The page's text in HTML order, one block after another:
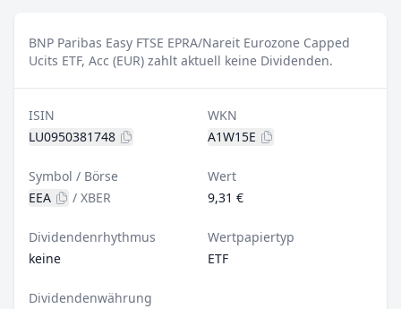
BNP Paribas Easy FTSE EPRA/Nareit Eurozone Capped
Ucits ETF, Acc (EUR) zahlt aktuell keine Dividenden.
ISIN
LU0950381748
WKN
A1W15E
Symbol / Börse
EEA
/ XBER
Wert
9,31 €
Dividendenrhythmus
keine
Wertpapiertyp
ETF
Dividendenwährung